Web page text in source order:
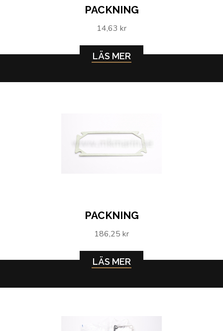
PACKNING
14,63 kr
LÄS MER
PACKNING
186,25 kr
LÄS MER